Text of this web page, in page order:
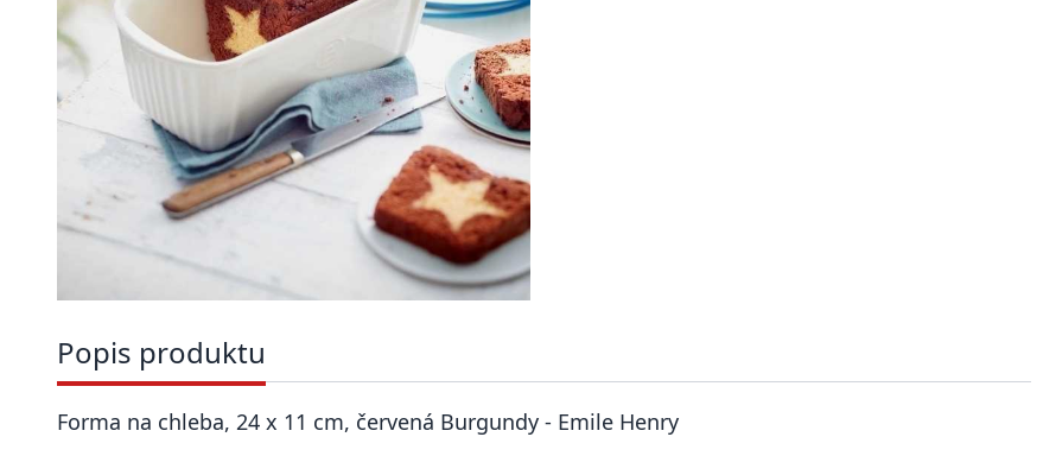
Popis produktu
Forma na chleba, 24 x 11 cm, červená Burgundy - Emile Henry